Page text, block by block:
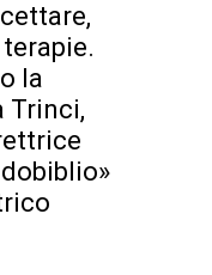
la
Trinci,